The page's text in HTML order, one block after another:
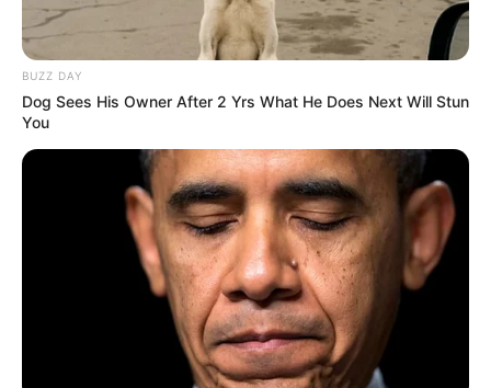
Tiercé Quinté du jour dans la réunion n°1 sur l’hippodrome
de CHANTILLY – PRIX DE LA CHAMBRE DU DUC.
Course de Plat, pour un parcours de 1900 mètres.
Le Quinté du jour ce sont 16 Partants au départ de ce
Tiercé Quinté.
pour voir les Astro Gagnants des jours précédents.****
Base Prono, Bruit d’écurie et coup de Poker
pour un couplé ou 2sur4 dans le Quinté du
BUZZ DAY
Dog Sees His Owner After 2 Yrs What He Does Next Will Stun
You